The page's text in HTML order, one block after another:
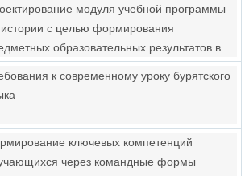
модуля учебной программы
с целью формирования
образовательных результатов в
к современному уроку бурятского
ключевых компетенций
через командные формы